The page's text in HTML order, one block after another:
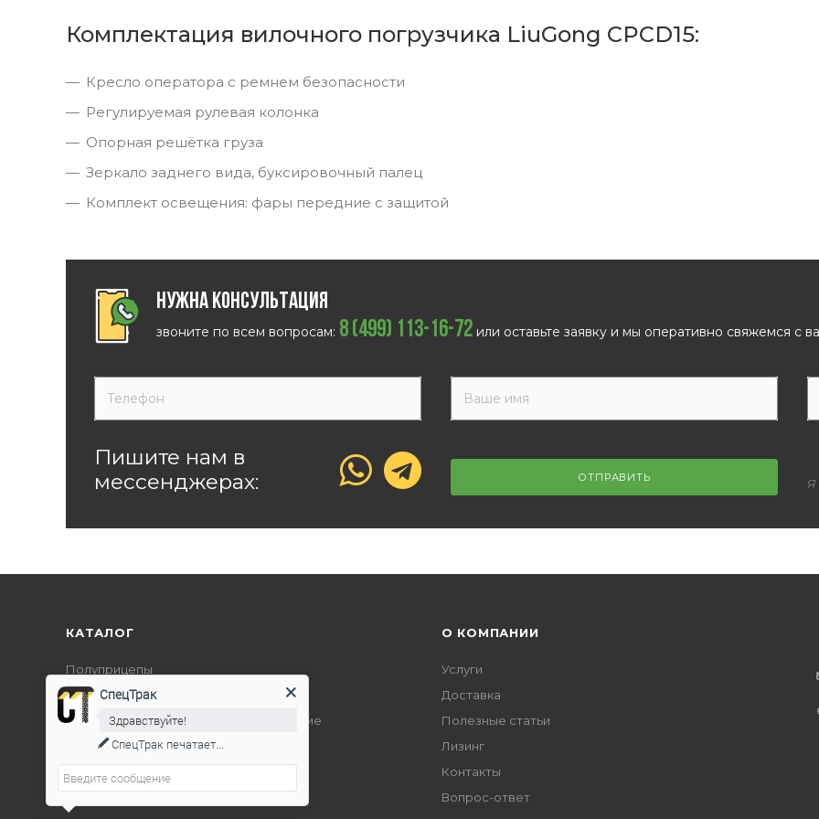
Комплектация вилочного погрузчика LiuGong CPCD15:
Кресло оператора с ремнем безопасности
Регулируемая рулевая колонка
Опорная решётка груза
Зеркало заднего вида, буксировочный палец
Комплект освещения: фары передние с защитой
Нужна консультация
звоните по всем вопросам: 8 (499) 113-16-72 или оставьте заявку и мы оперативно свяжемся с
Пишите нам в
мессенджерах:
ОТПРАВИТЬ Я
КАТАЛОГ
Полуприцепы
Дорожно-строительная техника
Подъемно-транспортное оборудование
О КОМПАНИИ
Услуги
Доставка
Полезные статьи
Лизинг
Контакты
Вопрос-ответ
СпецТрак
Здравствуйте!
СпецТрак печатает...